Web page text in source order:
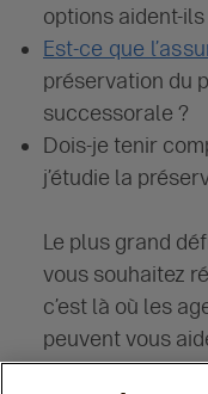
options aident-
Est-ce que
préservation du
successorale ?
Dois-je tenir
j’étudie la
Le plus grand
vous souhaitez
c’est là où les
peuvent vous
avec vous, les